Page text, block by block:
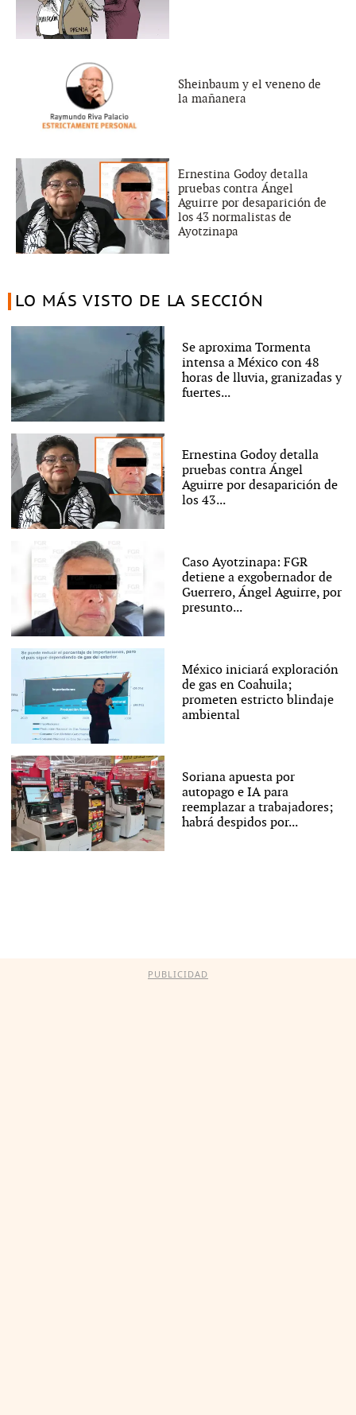
Sheinbaum y el veneno de
la mañanera
Ernestina Godoy detalla
pruebas contra Ángel
Aguirre por desaparición de
los 43 normalistas de
Ayotzinapa
LO MÁS VISTO DE LA SECCIÓN
Se aproxima Tormenta
intensa a México con 48
horas de lluvia, granizadas y
fuertes...
Ernestina Godoy detalla
pruebas contra Ángel
Aguirre por desaparición de
los 43...
Caso Ayotzinapa: FGR
detiene a exgobernador de
Guerrero, Ángel Aguirre, por
presunto...
México iniciará exploración
de gas en Coahuila;
prometen estricto blindaje
ambiental
Soriana apuesta por
autopago e IA para
reemplazar a trabajadores;
habrá despidos por...
PUBLICIDAD